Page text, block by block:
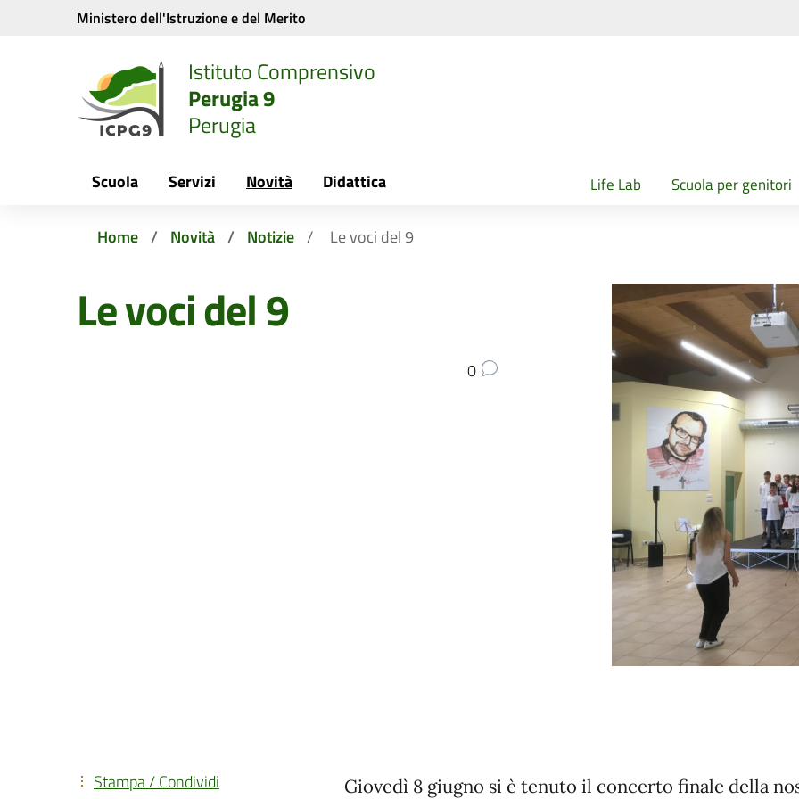
Vai ai contenuti
Vai al menu di navigazione
Ministero dell'Istruzione e del Merito
Istituto Comprensivo
Perugia 9
Perugia
Scuola Servizi Novità Didattica Life Lab Scuola per genitori
Home Novità Notizie Le voci del 9
Le voci del 9
0
Giovedì 8 giugno si è tenuto il concerto finale della
Stampa / Condividi